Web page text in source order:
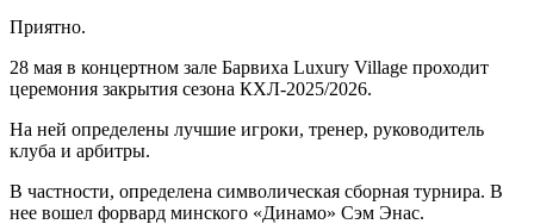
Приятно.
28 мая в концертном зале Барвиха Luxury Village проходит
церемония закрытия сезона КХЛ-2025/2026.
На ней определены лучшие игроки, тренер, руководитель
клуба и арбитры.
В частности, определена символическая сборная турнира. В
нее вошел форвард минского «Динамо» Сэм Энас.